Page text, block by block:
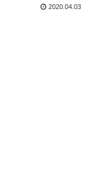
2020.04.03